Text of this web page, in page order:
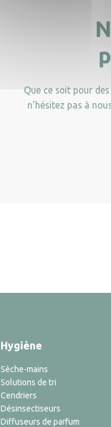
Que ce soit pour
n’hésitez pas à
Hygiène
Sèche-mains
Solutions de tri
Cendriers
Désinsectiseurs
Diffuseurs de parfum